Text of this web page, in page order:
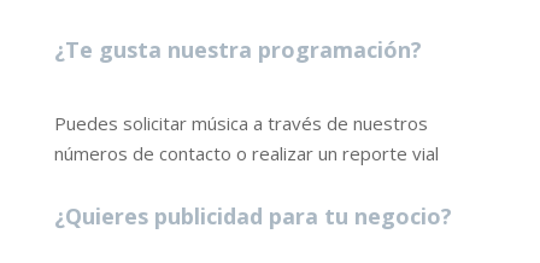
¿Te gusta nuestra programación?
Puedes solicitar música a través de nuestros
números de contacto o realizar un reporte vial
¿Quieres publicidad para tu negocio?